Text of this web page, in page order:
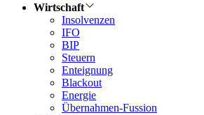
Wirtschaft
Insolvenzen
IFO
BIP
Steuern
Enteignung
Blackout
Energie
Übernahmen-Fussion